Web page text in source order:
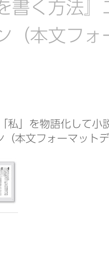
書く方法』
（本文フォ
私」を物語化して小
本文フォーマットデ